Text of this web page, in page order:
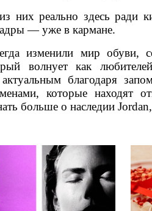
них реально здесь ради
— уже в кармане.
изменили мир обуви,
волнует как
актуальным благодаря
которые находят
больше о наследии